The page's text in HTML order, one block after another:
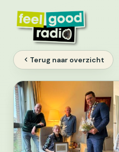
inhoud
Terug naar overzicht